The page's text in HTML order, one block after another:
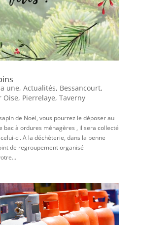
une, Actualités, Bessancourt,
Oise, Pierrelaye, Taverny
de Noël, vous pourrez le déposer au
bac à ordures ménagères , il sera collecté
ci. A la déchèterie, dans la benne
de regroupement organisé